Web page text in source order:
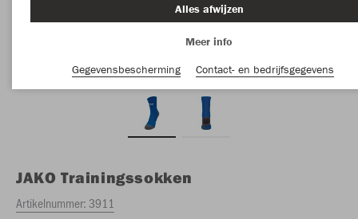
JAKO Trainingssokken
Artikelnummer:3911
Alles afwijzen
Meer info
Gegevensbescherming
Contact- en bedrijfsgegevens